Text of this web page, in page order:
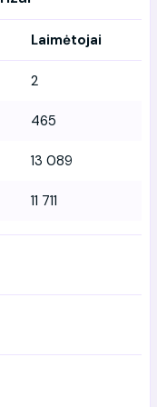
Laimėtojai
2
465
13 089
11 711